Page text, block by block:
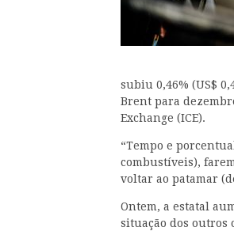
subiu 0,46% (US$
Brent para
Exchange (ICE).
“Tempo e
combustíveis),
voltar ao patamar
Ontem, a estatal
situação dos outros